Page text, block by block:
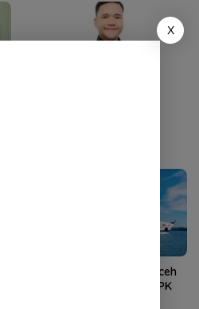
Kunjungan Wisman ke Aceh
Turun pada Juni 2026, TPK
X